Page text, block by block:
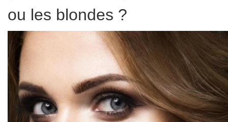
ou les blondes ?